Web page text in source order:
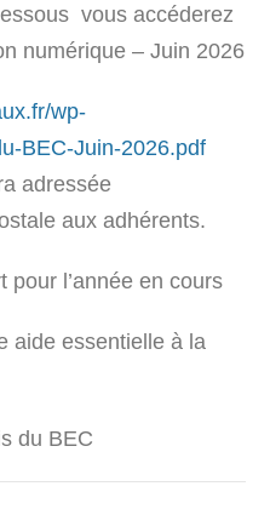
vous accéderez
numérique – Juin 2026
wp-
BEC-Juin-2026.pdf
adressée
aux adhérents.
l’année en cours
aide essentielle à la
du BEC